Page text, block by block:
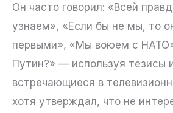
Он часто говорил: «Всей
узнаем», «Если бы не мы, то
первыми», «Мы воюем с
Путин?» — используя тезисы
встречающиеся в
хотя утверждал, что не